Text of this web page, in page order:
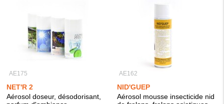
AE175
NET'R 2
Aérosol doseur, désodorisant,
AE162
NID'GUEP
Aérosol mousse insecticide nid